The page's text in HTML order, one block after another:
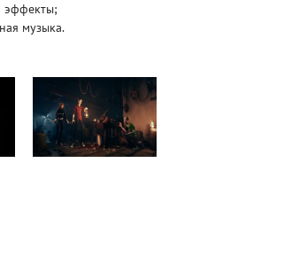
эффекты;
музыка.
Рейтинг
3.1 / 5.0
V RISING